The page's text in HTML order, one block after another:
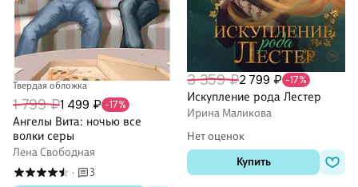
Твердая обложка
1 799 ₽1 499 ₽ -17%
Ангелы Вита: ночью все
волки серы
Лена Свободная
·
3
3 359 ₽2 799 ₽ -17%
Искупление рода Лестер
Ирина Маликова
Нет оценок
Купить